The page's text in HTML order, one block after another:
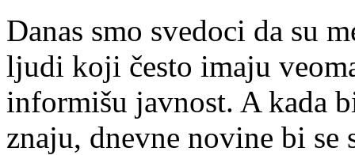
Danas smo svedoci da su
ljudi koji često imaju
informišu javnost. A kada
znaju, dnevne novine bi se